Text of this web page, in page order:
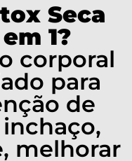
Seca
1?
corporal
para
de
melhorar